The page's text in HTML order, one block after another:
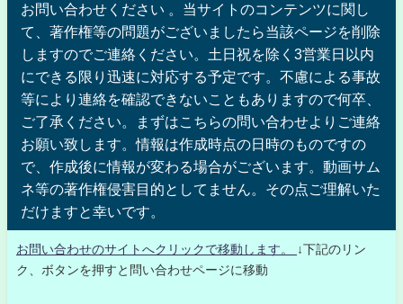
お問い合わせください 。当サイトのコンテンツに関し
て、著作権等の問題がございましたら当該ページを削除
しますのでご連絡ください。土日祝を除く3営業日以内
にできる限り迅速に対応する予定です。不慮による事故
等により連絡を確認できないこともありますので何卒、
ご了承ください。まずはこちらの問い合わせよりご連絡
お願い致します。情報は作成時点の日時のものですの
で、作成後に情報が変わる場合がございます。動画サム
ネ等の著作権侵害目的としてません。その点ご理解いた
だけますと幸いです。
お問い合わせのサイトへクリックで移動します。
↓下記のリン
ク、ボタンを押すと問い合わせページに移動